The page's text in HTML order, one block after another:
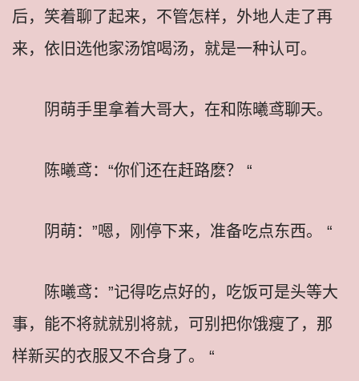
后，笑着聊了起来，不管怎样，外地人走了再
来，依旧选他家汤馆喝汤，就是一种认可。
阴萌手里拿着大哥大，在和陈曦鸢聊天。
陈曦鸢：“你们还在赶路麽？ “
阴萌：”嗯，刚停下来，准备吃点东西。 “
陈曦鸢：”记得吃点好的，吃饭可是头等大
事，能不将就就别将就，可别把你饿瘦了，那
样新买的衣服又不合身了。 “